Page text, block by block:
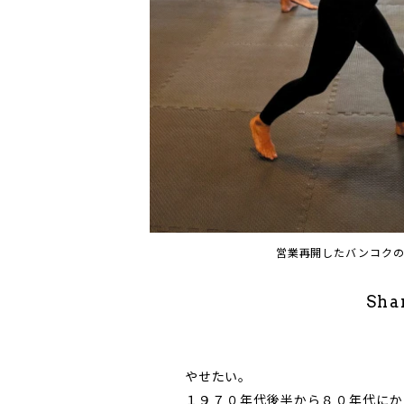
営業再開したバンコク
やせたい。
１９７０年代後半から８０年代に